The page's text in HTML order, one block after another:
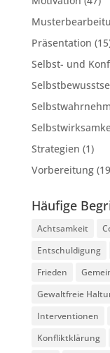
Präsentation
Selbst- und
Strategien (1)
Vorbereitung
Häufige
Achtsamkeit
Entschuldigung
Frieden
Gewaltfreie
Interventionen
Konfliktklärung